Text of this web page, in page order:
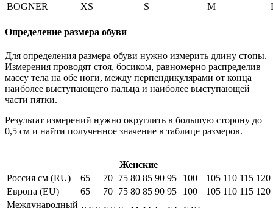
BOGNER
XS S M
Определение размера обуви
Для определения размера обуви нужно измерить длину стопы.
Измерения проводят стоя, босиком, равномерно распределив
массу тела на обе ноги, между перпендикулярами от конца
наиболее выступающего пальца и наиболее выступающей
части пятки.
Результат измерений нужно округлить в большую сторону до
0,5 см и найти полученное значение в таблице размеров.
Женские
Россия см (RU)
65 70 75 80 85 90 95 100 105 110 115 120
Европа (EU)
65 70 75 80 85 90 95 100 105 110 115 120
Международный